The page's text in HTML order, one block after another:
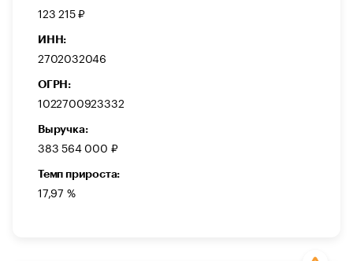
123 215 ₽
ИНН:
2702032046
ОГРН:
1022700923332
Выручка:
383 564 000 ₽
Темп прироста:
17,97 %